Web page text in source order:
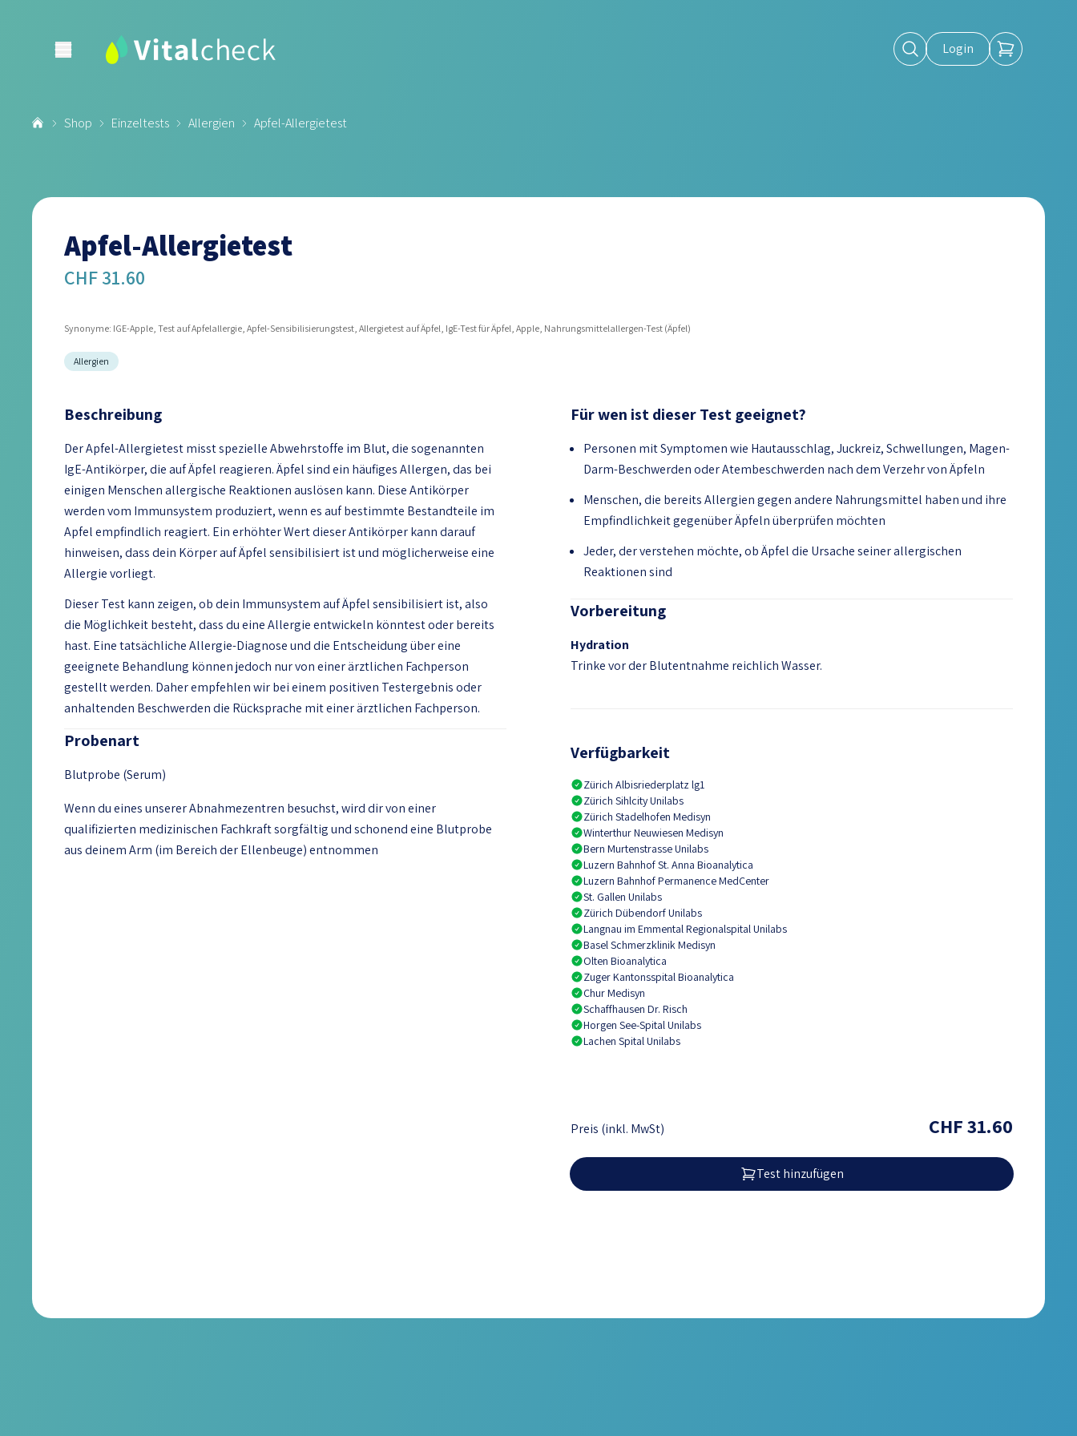
Login
Shop Einzeltests Allergien Apfel-Allergietest
Apfel-Allergietest
CHF 31.60
Synonyme: IGE-Apple, Test auf Apfelallergie, Apfel-Sensibilisierungstest, Allergietest auf Äpfel, IgE-Test für Äpfel, Apple, Nahrungsmittelallergen-Test (Äpfel)
Allergien
Beschreibung
Der Apfel-Allergietest misst spezielle Abwehrstoffe im Blut, die sogenannten
IgE-Antikörper, die auf Äpfel reagieren. Äpfel sind ein häufiges Allergen, das bei
einigen Menschen allergische Reaktionen auslösen kann. Diese Antikörper
werden vom Immunsystem produziert, wenn es auf bestimmte Bestandteile im
Apfel empfindlich reagiert. Ein erhöhter Wert dieser Antikörper kann darauf
hinweisen, dass dein Körper auf Äpfel sensibilisiert ist und möglicherweise eine
Allergie vorliegt.
Dieser Test kann zeigen, ob dein Immunsystem auf Äpfel sensibilisiert ist, also
die Möglichkeit besteht, dass du eine Allergie entwickeln könntest oder bereits
hast. Eine tatsächliche Allergie-Diagnose und die Entscheidung über eine
geeignete Behandlung können jedoch nur von einer ärztlichen Fachperson
gestellt werden. Daher empfehlen wir bei einem positiven Testergebnis oder
anhaltenden Beschwerden die Rücksprache mit einer ärztlichen Fachperson.
Probenart
Blutprobe (Serum)
Wenn du eines unserer Abnahmezentren besuchst, wird dir von einer
qualifizierten medizinischen Fachkraft sorgfältig und schonend eine Blutprobe
aus deinem Arm (im Bereich der Ellenbeuge) entnommen
Für wen ist dieser Test geeignet?
Personen mit Symptomen wie Hautausschlag, Juckreiz, Schwellungen, Magen-
Darm-Beschwerden oder Atembeschwerden nach dem Verzehr von Äpfeln
Menschen, die bereits Allergien gegen andere Nahrungsmittel haben und ihre
Empfindlichkeit gegenüber Äpfeln überprüfen möchten
Jeder, der verstehen möchte, ob Äpfel die Ursache seiner allergischen
Reaktionen sind
Vorbereitung
Hydration
Trinke vor der Blutentnahme reichlich Wasser.
Verfügbarkeit
Zürich Albisriederplatz lg1
Zürich Sihlcity Unilabs
Zürich Stadelhofen Medisyn
Winterthur Neuwiesen Medisyn
Bern Murtenstrasse Unilabs
Luzern Bahnhof St. Anna Bioanalytica
Luzern Bahnhof Permanence MedCenter
St. Gallen Unilabs
Zürich Dübendorf Unilabs
Langnau im Emmental Regionalspital Unilabs
Basel Schmerzklinik Medisyn
Olten Bioanalytica
Zuger Kantonsspital Bioanalytica
Chur Medisyn
Schaffhausen Dr. Risch
Horgen See-Spital Unilabs
Lachen Spital Unilabs
Preis (inkl. MwSt) CHF 31.60
Test hinzufügen